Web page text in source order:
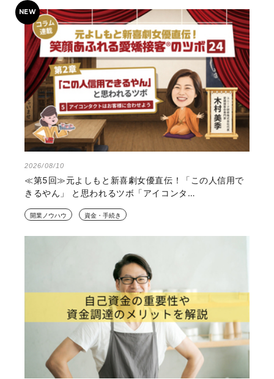
2026/08/10
≪第5回≫元よしもと新喜劇女優直伝！「この人信用で
きるやん」 と思われるツボ「アイコンタ…
開業ノウハウ 資金・手続き